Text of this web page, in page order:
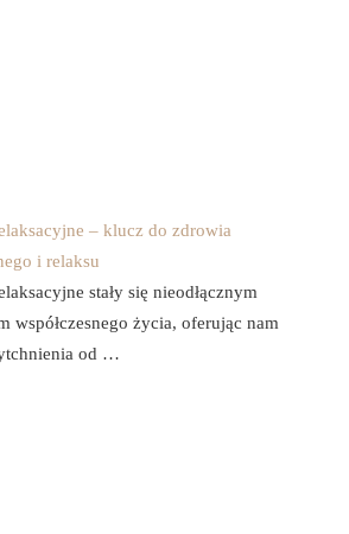
– klucz do zdrowia
i relaksu
stały się nieodłącznym
współczesnego życia, oferując nam
od …